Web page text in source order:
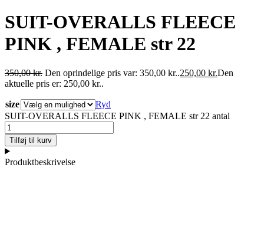
SUIT-OVERALLS FLEECE
PINK , FEMALE str 22
350,00kr. Den oprindelige pris var: 350,00 kr..250,00 kr.Den
aktuelle pris er: 250,00 kr..
size
Ryd
SUIT-OVERALLS FLEECE PINK , FEMALE str 22 antal
Tilføj til kurv
Produktbeskrivelse